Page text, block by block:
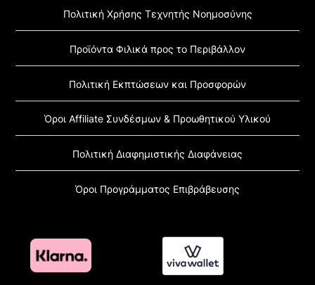
Πολιτική Χρήσης Τεχνητής Νοημοσύνης
Προϊόντα Φιλικά προς το Περιβάλλον
Πολιτική Εκπτώσεων και Προσφορών
Όροι Affiliate Συνδέσμων & Προωθητικού Υλικού
Πολιτική Διαφημιστικής Διαφάνειας
Όροι Προγράμματος Επιβράβευσης